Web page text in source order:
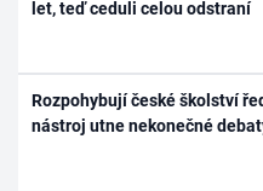
let, teď ceduli celou odstraní
Rozpohybují české školství
nástroj utne nekonečné